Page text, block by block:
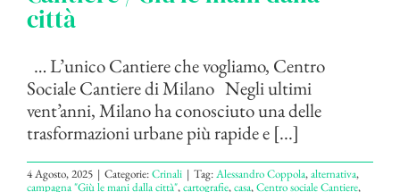
città
… L’unico Cantiere che vogliamo, Centro
Sociale Cantiere di Milano Negli ultimi
vent’anni, Milano ha conosciuto una delle
trasformazioni urbane più rapide e [...]
4 Agosto, 2025 | Categorie:Crinali | Tag:Alessandro Coppola,alternativa,
campagna "Giù le mani dalla città",cartografie,casa,Centro sociale Cantiere,